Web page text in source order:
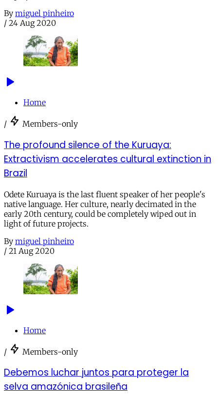
By miguel pinheiro
/ 24 Aug 2020
Home
/ Members-only
The profound silence of the Kuruaya:
Extractivism accelerates cultural extinction in
Brazil
Odete Kuruaya is the last fluent speaker of her people's
native language. Her culture, nearly decimated in the
early 20th century, could be completely wiped out in
light of future projects.
By miguel pinheiro
/ 21 Aug 2020
Home
/ Members-only
Debemos luchar juntos para proteger la
selva amazónica brasileña